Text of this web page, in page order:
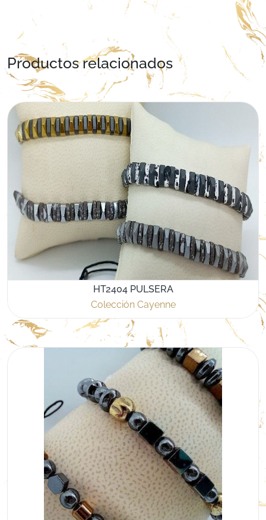
Productos relacionados
HT2404 PULSERA
Colección Cayenne